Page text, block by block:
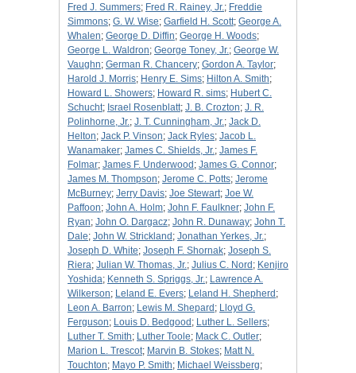
Fred J. Summers; Fred R. Rainey, Jr.; Freddie
Simmons; G. W. Wise; Garfield H. Scott; George A.
Whalen; George D. Diffin; George H. Woods;
George L. Waldron; George Toney, Jr.; George W.
Vaughn; German R. Chancery; Gordon A. Taylor;
Harold J. Morris; Henry E. Sims; Hilton A. Smith;
Howard L. Showers; Howard R. sims; Hubert C.
Schucht; Israel Rosenblatt; J. B. Crozton; J. R.
Polinhorne, Jr.; J. T. Cunningham, Jr.; Jack D.
Helton; Jack P. Vinson; Jack Ryles; Jacob L.
Wanamaker; James C. Shields, Jr.; James F.
Folmar; James F. Underwood ; James G. Connor;
James M. Thompson; Jerome C. Potts; Jerome
McBurney; Jerry Davis; Joe Stewart; Joe W.
Paffoon; John A. Holm; John F. Faulkner; John F.
Ryan; John O. Dargacz; John R. Dunaway; John T.
Dale; John W. Strickland ; Jonathan Yerkes, Jr.;
Joseph D. White; Joseph F. Shornak; Joseph S.
Riera; Julian W. Thomas, Jr.; Julius C. Nord ; Kenjiro
Yoshida; Kenneth S. Spriggs, Jr.; Lawrence A.
Wilkerson; Leland E. Evers; Leland H. Shepherd ;
Leon A. Barron; Lewis M. Shepard ; Lloyd G.
Ferguson; Louis D. Bedgood ; Luther L. Sellers;
Luther T. Smith; Luther Toole; Mack C. Outler;
Marion L. Trescot; Marvin B. Stokes; Matt N.
Touchton; Mayo P. Smith; Michael Weissberg;